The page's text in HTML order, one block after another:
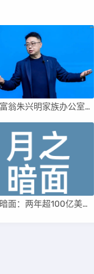
千亿富翁朱兴明家族办公室进军VC圈
月之暗面：两年超100亿美元估值，K2.5引领AI新纪元